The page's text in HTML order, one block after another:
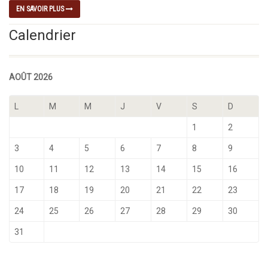
EN SAVOIR PLUS
Calendrier
AOÛT 2026
M M J V S D
1 2
3 4 5 6 7 8 9
10 11 12 13 14 15 16
17 18 19 20 21 22 23
24 25 26 27 28 29 30
31